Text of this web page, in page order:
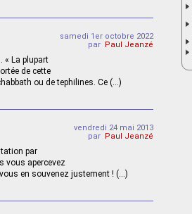
samedi 1er octobre 2022
par Paul Jeanzé
« La plupart
de cette
ou de tephilines. Ce (…)
vendredi 24 mai 2013
par Paul Jeanzé
par
vous apercevez
en souvenez justement ! (…)